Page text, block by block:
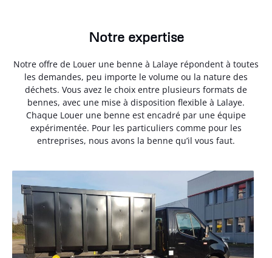
Notre expertise
Notre offre de Louer une benne à Lalaye répondent à toutes
les demandes, peu importe le volume ou la nature des
déchets. Vous avez le choix entre plusieurs formats de
bennes, avec une mise à disposition flexible à Lalaye.
Chaque Louer une benne est encadré par une équipe
expérimentée. Pour les particuliers comme pour les
entreprises, nous avons la benne qu’il vous faut.